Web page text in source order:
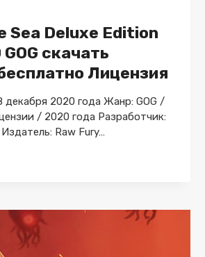
Sea Deluxe Edition
скачать
Лицензия
декабря 2020 года Жанр: GOG /
/ 2020 года Разработчик:
Raw Fury…